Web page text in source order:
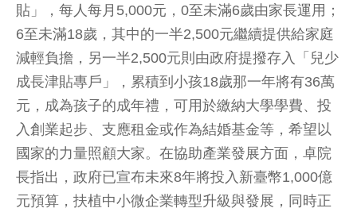
貼」，每人每月5,000元，0至未滿6歲由家長運用；
6至未滿18歲，其中的一半2,500元繼續提供給家庭
減輕負擔，另一半2,500元則由政府提撥存入「兒少
成長津貼專戶」，累積到小孩18歲那一年將有36萬
元，成為孩子的成年禮，可用於繳納大學學費、投
入創業起步、支應租金或作為結婚基金等，希望以
國家的力量照顧大家。在協助產業發展方面，卓院
長指出，政府已宣布未來8年將投入新臺幣1,000億
元預算，扶植中小微企業轉型升級與發展，同時正